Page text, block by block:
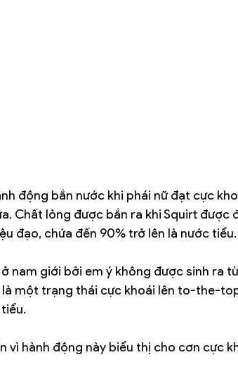
động bắn nước khi phái nữ đạt cực
Chất lỏng được bắn ra khi Squirt được
đạo, chứa đến 90% trở lên là nước tiểu.
nam giới bởi em ý không được sinh ra
một trạng thái cực khoái lên to-the-
vì hành động này biểu thị cho cơn cực